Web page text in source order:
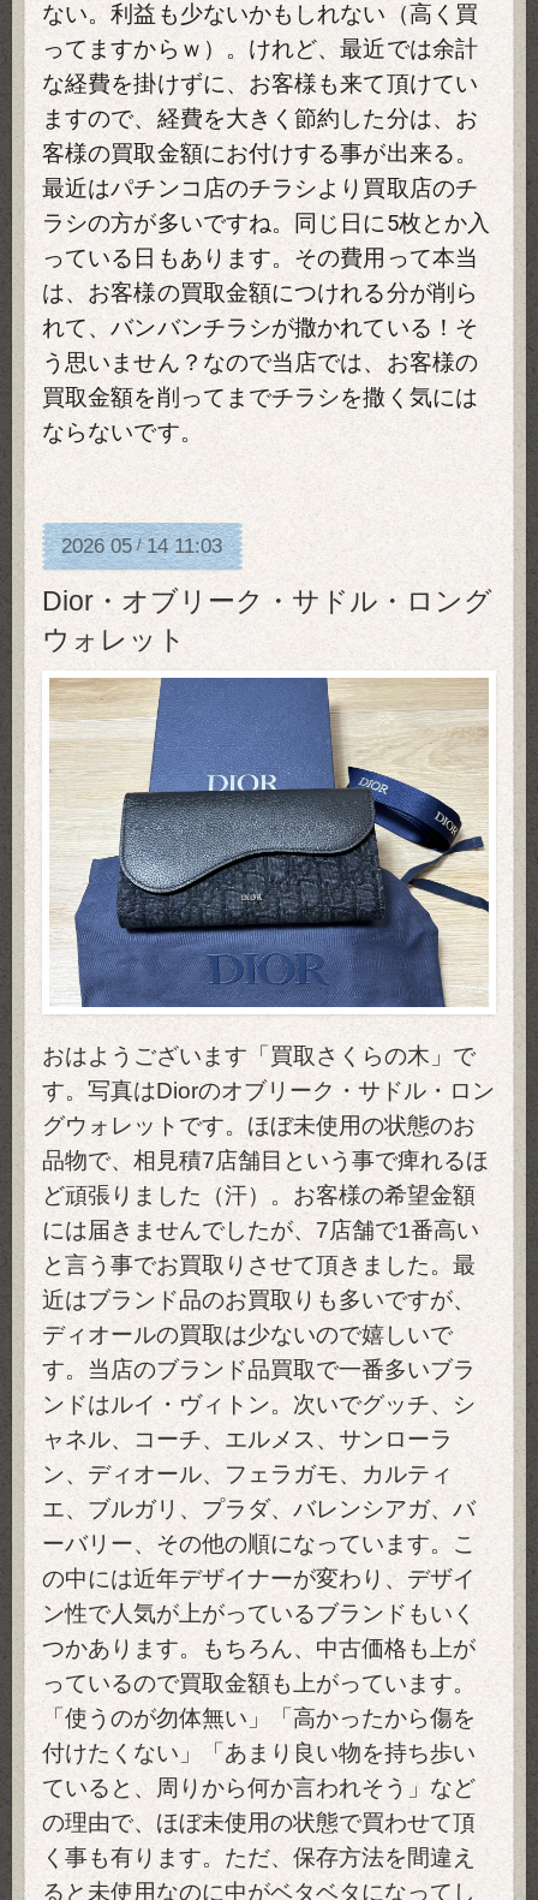
ない。利益も少ないかもしれない（高く買
ってますからｗ）。けれど、最近では余計
な経費を掛けずに、お客様も来て頂けてい
ますので、経費を大きく節約した分は、お
客様の買取金額にお付けする事が出来る。
最近はパチンコ店のチラシより買取店のチ
ラシの方が多いですね。同じ日に5枚とか入
っている日もあります。その費用って本当
は、お客様の買取金額につけれる分が削ら
れて、バンバンチラシが撒かれている！そ
う思いません？なので当店では、お客様の
買取金額を削ってまでチラシを撒く気には
ならないです。
2026 05/14 11:03
Dior・オブリーク・サドル・ロング
ウォレット
おはようございます「買取さくらの木」で
す。写真はDiorのオブリーク・サドル・ロン
グウォレットです。ほぼ未使用の状態のお
品物で、相見積7店舗目という事で痺れるほ
ど頑張りました（汗）。お客様の希望金額
には届きませんでしたが、7店舗で1番高い
と言う事でお買取りさせて頂きました。最
近はブランド品のお買取りも多いですが、
ディオールの買取は少ないので嬉しいで
す。当店のブランド品買取で一番多いブラ
ンドはルイ・ヴィトン。次いでグッチ、シ
ャネル、コーチ、エルメス、サンローラ
ン、ディオール、フェラガモ、カルティ
エ、ブルガリ、プラダ、バレンシアガ、バ
ーバリー、その他の順になっています。こ
の中には近年デザイナーが変わり、デザイ
ン性で人気が上がっているブランドもいく
つかあります。もちろん、中古価格も上が
っているので買取金額も上がっています。
「使うのが勿体無い」「高かったから傷を
付けたくない」「あまり良い物を持ち歩い
ていると、周りから何か言われそう」など
の理由で、ほぼ未使用の状態で買わせて頂
く事も有ります。ただ、保存方法を間違え
ると未使用なのに中がベタベタになってし